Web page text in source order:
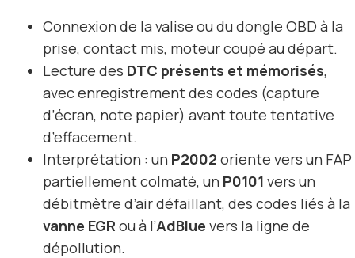
Connexion de la valise ou du dongle OBD à la
prise, contact mis, moteur coupé au départ.
Lecture des DTC présents et mémorisés,
avec enregistrement des codes (capture
d’écran, note papier) avant toute tentative
d’effacement.
Interprétation : un P2002 oriente vers un FAP
partiellement colmaté, un P0101 vers un
débitmètre d’air défaillant, des codes liés à la
vanne EGR ou à l’AdBlue vers la ligne de
dépollution.